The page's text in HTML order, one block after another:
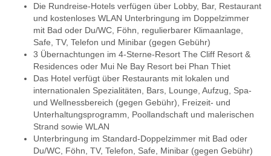
Die Rundreise-Hotels verfügen über Lobby, Bar, Restaurant
und kostenloses WLAN Unterbringung im Doppelzimmer
mit Bad oder Du/WC, Föhn, regulierbarer Klimaanlage,
Safe, TV, Telefon und Minibar (gegen Gebühr)
3 Übernachtungen im 4-Sterne-Resort The Cliff Resort &
Residences oder Mui Ne Bay Resort bei Phan Thiet
Das Hotel verfügt über Restaurants mit lokalen und
internationalen Spezialitäten, Bars, Lounge, Aufzug, Spa-
und Wellnessbereich (gegen Gebühr), Freizeit- und
Unterhaltungsprogramm, Poollandschaft und malerischen
Strand sowie WLAN
Unterbringung im Standard-Doppelzimmer mit Bad oder
Du/WC, Föhn, TV, Telefon, Safe, Minibar (gegen Gebühr)